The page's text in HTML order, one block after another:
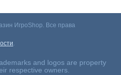
ИгроShop. Все права
.
and logos are property
respective owners.